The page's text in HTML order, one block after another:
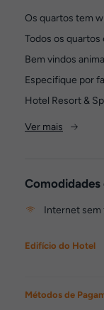
Os quartos tem
Todos os
Bem vindos
Especifique por
Hotel Resort &
Ver mais
Internet sem
Edifício do Hotel
Métodos de